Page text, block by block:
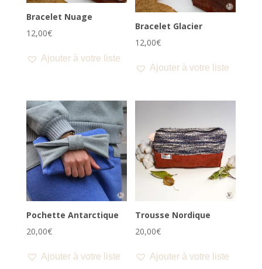
Bracelet Nuage
12,00€
Ajouter à votre liste
Bracelet Glacier
12,00€
Ajouter à votre liste
Pochette Antarctique
20,00€
Ajouter à votre liste
Trousse Nordique
20,00€
Ajouter à votre liste